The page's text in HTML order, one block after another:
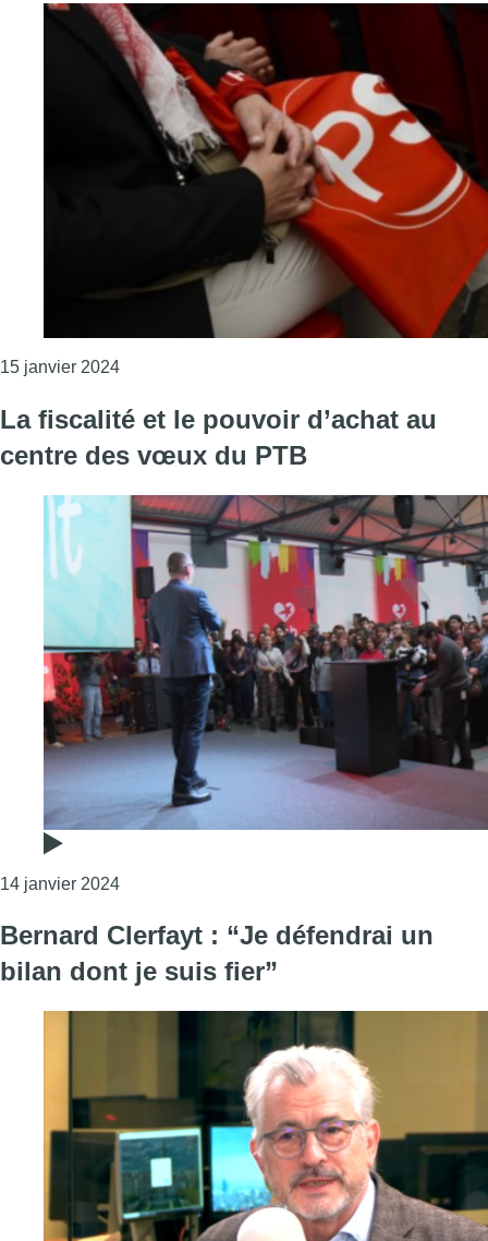
15 janvier 2024Consulter l'article "Le PS lance sa “Grande
La fiscalité et le pouvoir d’achat au
centre des vœux du PTB
14 janvier 2024Consulter l'article "La fiscalité et le pouvoir
Bernard Clerfayt : “Je défendrai un
bilan dont je suis fier”